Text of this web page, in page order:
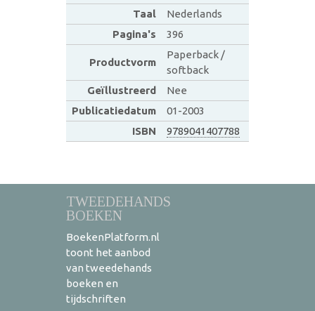
Taal
Nederlands
Pagina's
396
Productvorm
Paperback /
softback
Geïllustreerd
Nee
Publicatiedatum
01-2003
ISBN
9789041407788
TWEEDEHANDS
BOEKEN
BoekenPlatform.nl
toont het aanbod
van tweedehands
boeken en
tijdschriften